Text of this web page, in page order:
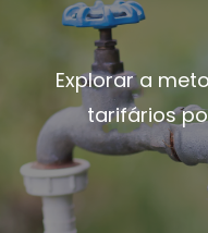
Explorar a
tarifários